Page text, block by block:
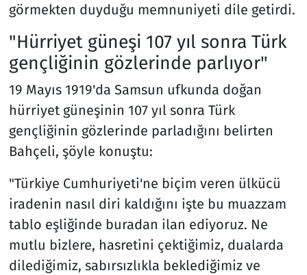
görmekten duyduğu memnuniyeti dile getirdi.
"Hürriyet güneşi 107 yıl sonra Türk
gençliğinin gözlerinde parlıyor"
19 Mayıs 1919'da Samsun ufkunda doğan
hürriyet güneşinin 107 yıl sonra Türk
gençliğinin gözlerinde parladığını belirten
Bahçeli, şöyle konuştu:
"Türkiye Cumhuriyeti'ne biçim veren ülkücü
iradenin nasıl diri kaldığını işte bu muazzam
tablo eşliğinde buradan ilan ediyoruz. Ne
mutlu bizlere, hasretini çektiğimiz, dualarda
dilediğimiz, sabırsızlıkla beklediğimiz ve